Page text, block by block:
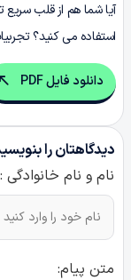
آیا شما هم از قلب
استفاده می کنید؟
دانلود فایل PDF
دیدگاهتان را
نام و نام خانوادگی :
متن پیام: